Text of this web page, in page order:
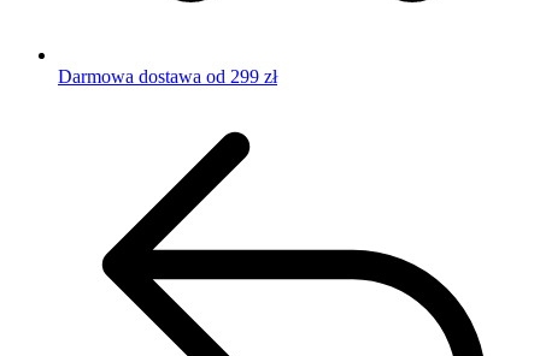
Darmowa dostawa od 299 zł